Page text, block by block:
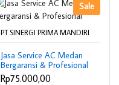
Sale
PT SINERGI PRIMA MANDIRI
Jasa Service AC Medan
Bergaransi & Profesional
Rp75.000,00